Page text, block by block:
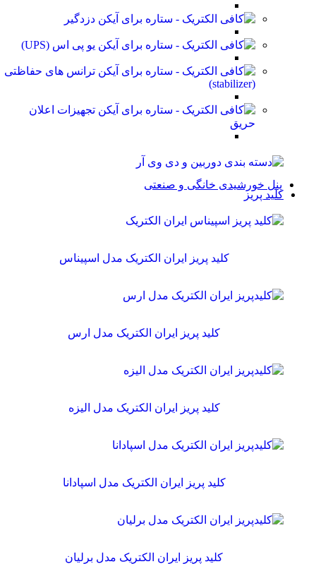
دزدگیر
یو پی اس (UPS)
ترانس های حفاظتی
(stabilizer)
تجهیزات اعلان
حریق
پنل خورشیدی خانگی و صنعتی
کلید پریز
کلید پریز ایران الکتریک مدل اسپیناس
کلید پریز ایران الکتریک مدل ارس
کلید پریز ایران الکتریک مدل الیزه
کلید پریز ایران الکتریک مدل اسپادانا
کلید پریز ایران الکتریک مدل برلیان